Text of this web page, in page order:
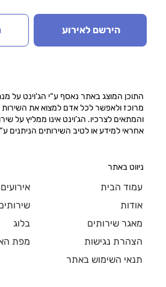
הירשם לאירוע
התוכן המוצג באתר נאסף ע“י הג‘וינט על
מרוכז ולאפשר לכל אדם למצוא את השירות
והמתאים לצרכיו. הג’וינט אינו ממליץ על
אחראי למידע או לטיב השירותים הניתנים
ניווט באתר
עמוד הבית
אודות
מאגר שירותים
הצהרת נגישות
תנאי השימוש באתר
בלוג
מפת